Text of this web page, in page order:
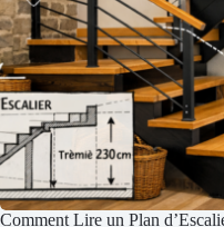
Comment Lire un Plan